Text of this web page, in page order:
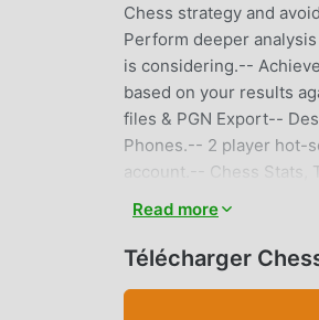
Chess strategy and
Perform deeper
is considering.--
based on your results
files & PGN Export--
Phones.-- 2 player hot-
account.-- Chess Stats,
Download the best
CHESS PRO
Read more
Télécharger